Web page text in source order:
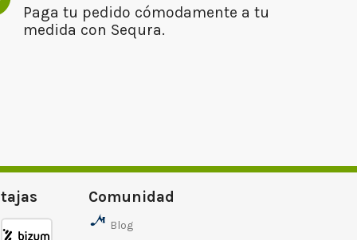
Paga tu pedido cómodamente a tu
medida con Sequra.
CTT
Sequra
Comunidad
Blog